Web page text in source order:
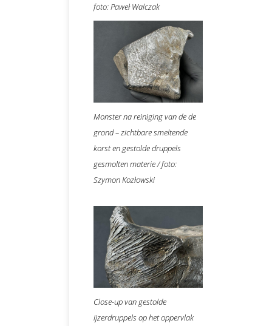
foto: Paweł Walczak
Monster na reiniging van de de
grond – zichtbare smeltende
korst en gestolde druppels
gesmolten materie / foto:
Szymon Kozłowski
Close-up van gestolde
ijzerdruppels op het oppervlak